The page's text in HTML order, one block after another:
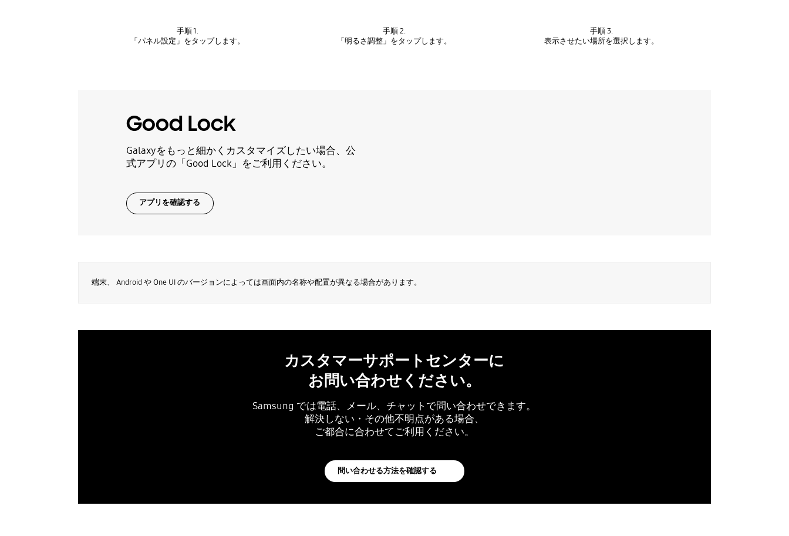
手順 1.
「パネル設定」をタップします。
手順 2.
「明るさ調整」をタップします。
手順 3.
表示させたい場所を選択します。
Good Lock
Galaxyをもっと細かくカスタマイズしたい場合、公
式アプリの「Good Lock」をご利用ください。
アプリを確認する
端末、 Android や One UI のバージョンによっては画面内の名称や配置が異なる場合があります。
カスタマーサポートセンターに
お問い合わせください。
Samsung では電話、メール、チャットで問い合わせできます。
解決しない・その他不明点がある場合、
ご都合に合わせてご利用ください。
問い合わせる方法を確認する